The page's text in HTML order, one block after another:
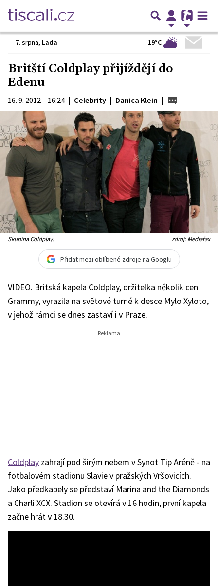
7. srpna, Lada 19°C
Britští Coldplay přijíždějí do
Edenu
16. 9. 2012 – 16:24 | Celebrity | Danica Klein |
Skupina Coldplay. zdroj:Mediafax
Přidat mezi oblíbené zdroje na Googlu
VIDEO. Britská kapela Coldplay, držitelka několik cen
Grammy, vyrazila na světové turné k desce Mylo Xyloto,
v jehož rámci se dnes zastaví i v Praze.
Coldplay zahrají pod širým nebem v Synot Tip Aréně - na
fotbalovém stadionu Slavie v pražských Vršovicích.
Jako předkapely se představí Marina and the Diamonds
a Charli XCX. Stadion se otevírá v 16 hodin, první kapela
začne hrát v 18.30.